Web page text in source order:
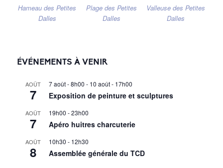
Hameau des Petites
Dalles
Plage des Petites
Dalles
Valleuse des Petites
Dalles
ÉVÉNEMENTS À VENIR
AOÛT
7
7 août - 8h00 - 10 août - 17h00
Exposition de peinture et sculptures
AOÛT
7
19h00 -23h00
Apéro huitres charcuterie
AOÛT
8
10h30 - 12h30
Assemblée générale du TCD